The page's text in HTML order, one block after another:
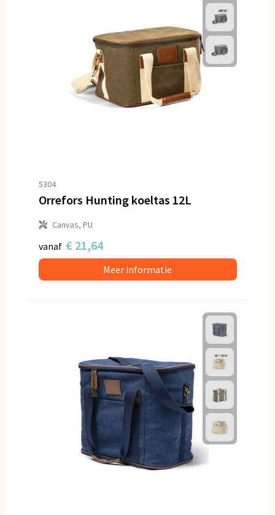
5304
Orrefors Hunting koeltas 12L
Canvas, PU
vanaf € 21,64
Meer informatie